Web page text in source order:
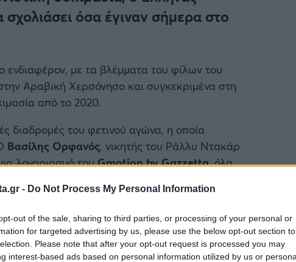
- Do Not Process My Personal Information
out of the sale, sharing to third parties, or processing of your personal or
for targeted advertising by us, please use the below opt-out section to
Please note that after your opt-out request is processed you may
interest-based ads based on personal information utilized by us or
όσα έγιναν σήμερα στο
ενδιαφέρον, με τα βλέμματα του φίλων του
Αραβική Χερσόνησο και συγκεκριμένα στη
από το 2020.
διαδρομές του φετινού αγώνα, η οποία
Βασίλης Ορφανός, νικητής του Ράλλυ Ντακάρ
λογαριασμό τουGmotion by Gazzetta, όλα